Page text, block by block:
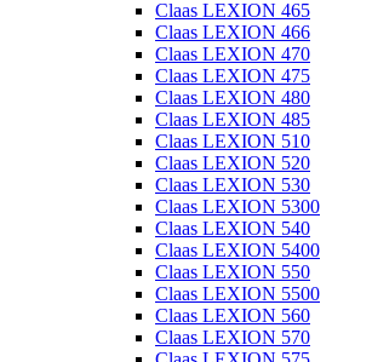
Claas LEXION 465
Claas LEXION 466
Claas LEXION 470
Claas LEXION 475
Claas LEXION 480
Claas LEXION 485
Claas LEXION 510
Claas LEXION 520
Claas LEXION 530
Claas LEXION 5300
Claas LEXION 540
Claas LEXION 5400
Claas LEXION 550
Claas LEXION 5500
Claas LEXION 560
Claas LEXION 570